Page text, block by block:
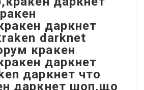
даркнет
darknet
кракен
даркнет
даркнет что
даркнет шоп,що